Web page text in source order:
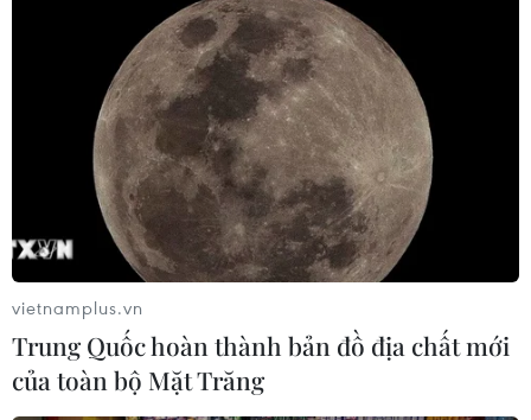
vietnamplus.vn
Trung Quốc hoàn thành bản đồ địa chất mới
của toàn bộ Mặt Trăng